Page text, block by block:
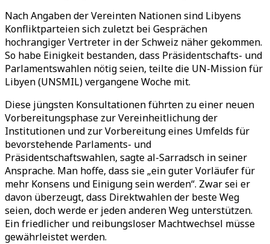
Nach Angaben der Vereinten Nationen sind Libyens
Konfliktparteien sich zuletzt bei Gesprächen
hochrangiger Vertreter in der Schweiz näher gekommen.
So habe Einigkeit bestanden, dass Präsidentschafts- und
Parlamentswahlen nötig seien, teilte die UN-Mission für
Libyen (UNSMIL) vergangene Woche mit.
Diese jüngsten Konsultationen führten zu einer neuen
Vorbereitungsphase zur Vereinheitlichung der
Institutionen und zur Vorbereitung eines Umfelds für
bevorstehende Parlaments- und
Präsidentschaftswahlen, sagte al-Sarradsch in seiner
Ansprache. Man hoffe, dass sie „ein guter Vorläufer für
mehr Konsens und Einigung sein werden“. Zwar sei er
davon überzeugt, dass Direktwahlen der beste Weg
seien, doch werde er jeden anderen Weg unterstützen.
Ein friedlicher und reibungsloser Machtwechsel müsse
gewährleistet werden.